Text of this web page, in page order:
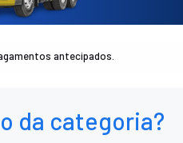
antecipados.
da categoria?